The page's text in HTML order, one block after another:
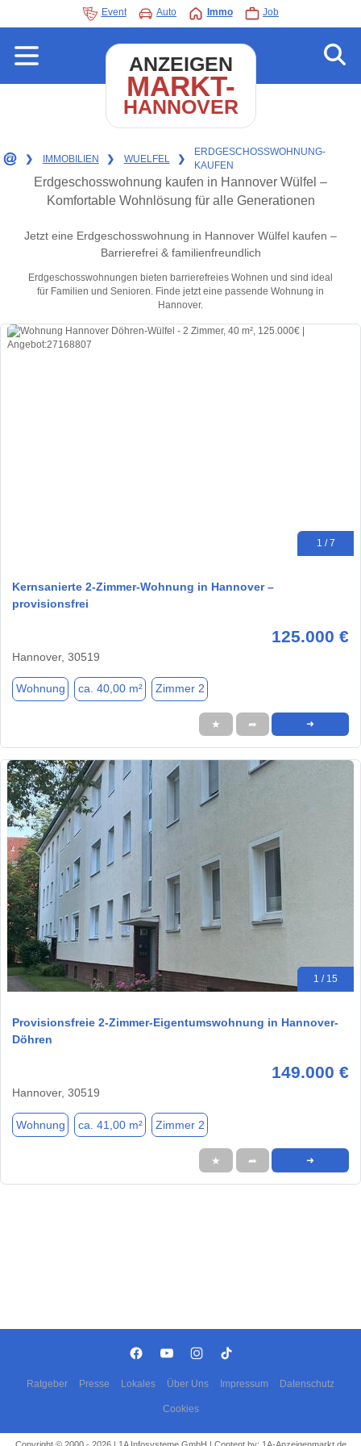
Event Auto Immo Job
ANZEIGEN
MARKT-
HANNOVER
❯ IMMOBILIEN ❯ WUELFEL ❯
ERDGESCHOSSWOHNUNG-
KAUFEN
Erdgeschosswohnung kaufen in Hannover Wülfel –
Komfortable Wohnlösung für alle Generationen
Jetzt eine Erdgeschosswohnung in Hannover Wülfel kaufen –
Barrierefrei & familienfreundlich
Erdgeschosswohnungen bieten barrierefreies Wohnen und sind ideal
für Familien und Senioren. Finde jetzt eine passende Wohnung in
Hannover.
1 / 7
Kernsanierte 2-Zimmer-Wohnung in Hannover –
provisionsfrei
125.000 €
Hannover, 30519
Wohnung ca. 40,00 m² Zimmer 2
★ ➦ ➜
1 / 15
Provisionsfreie 2-Zimmer-Eigentumswohnung in Hannover-
Döhren
149.000 €
Hannover, 30519
Wohnung ca. 41,00 m² Zimmer 2
★ ➦ ➜
Ratgeber Presse Lokales Über Uns Impressum Datenschutz
Cookies